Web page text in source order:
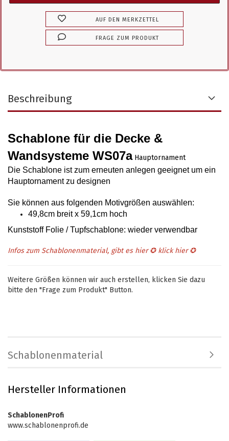
AUF DEN MERKZETTEL
FRAGE ZUM PRODUKT
Beschreibung
Schablone für die Decke &
Wandsysteme WS07aHauptornament
Die Schablone ist zum erneuten anlegen geeignet um ein
Hauptornament zu designen
Sie können aus folgenden Motivgrößen auswählen:
49,8cm breit x 59,1cm hoch
Kunststoff Folie / Tupfschablone: wieder verwendbar
Infos zum Schablonenmaterial, gibt es hier ✪ klick hier✪
Weitere Größen können wir auch erstellen, klicken Sie dazu
bitte den "Frage zum Produkt" Button.
Schablonenmaterial
Hersteller Informationen
SchablonenProfi
www.schablonenprofi.de